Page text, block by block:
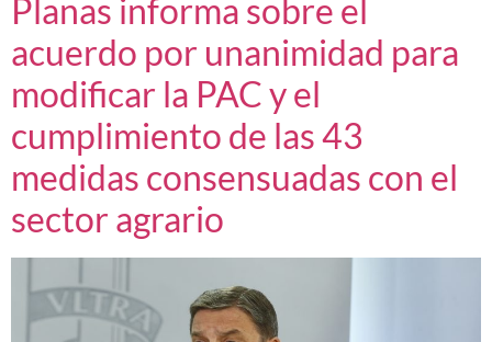
Planas informa sobre el
acuerdo por unanimidad para
modificar la PAC y el
cumplimiento de las 43
medidas consensuadas con el
sector agrario